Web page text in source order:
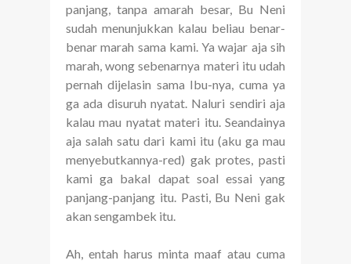
panjang, tanpa amarah besar, Bu Neni
sudah menunjukkan kalau beliau benar-
benar marah sama kami. Ya wajar aja sih
marah, wong sebenarnya materi itu udah
pernah dijelasin sama Ibu-nya, cuma ya
ga ada disuruh nyatat. Naluri sendiri aja
kalau mau nyatat materi itu. Seandainya
aja salah satu dari kami itu (aku ga mau
menyebutkannya-red) gak protes, pasti
kami ga bakal dapat soal essai yang
panjang-panjang itu. Pasti, Bu Neni gak
akan sengambek itu.
Ah, entah harus minta maaf atau cuma